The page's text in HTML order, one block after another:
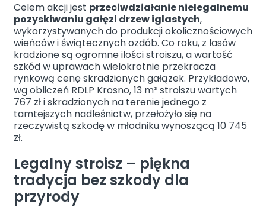
Celem akcji jest przeciwdziałanie nielegalnemu
pozyskiwaniu gałęzi drzew iglastych,
wykorzystywanych do produkcji okolicznościowych
wieńców i świątecznych ozdób. Co roku, z lasów
kradzione są ogromne ilości stroiszu, a wartość
szkód w uprawach wielokrotnie przekracza
rynkową cenę skradzionych gałązek. Przykładowo,
wg obliczeń RDLP Krosno, 13 m³ stroiszu wartych
767 zł i skradzionych na terenie jednego z
tamtejszych nadleśnictw, przełożyło się na
rzeczywistą szkodę w młodniku wynoszącą 10 745
zł.
Legalny stroisz – piękna
tradycja bez szkody dla
przyrody